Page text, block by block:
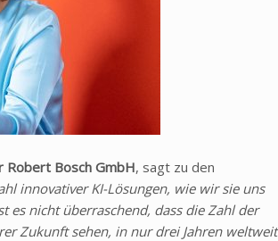
Robert Bosch GmbH, sagt zu den
innovativer KI-Lösungen, wie wir sie uns
es nicht überraschend, dass die Zahl der
Zukunft sehen, in nur drei Jahren weltweit